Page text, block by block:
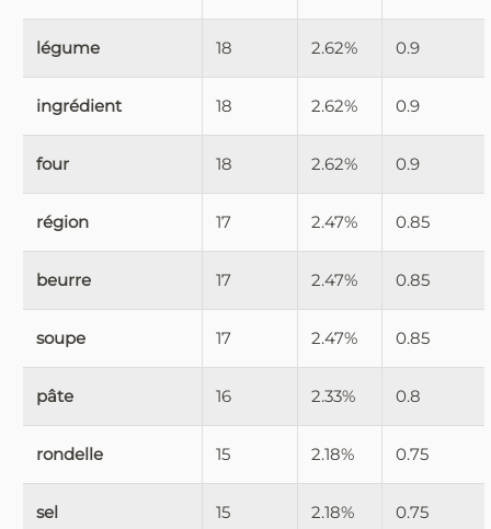
légume 18 2.62% 0.9
ingrédient 18 2.62% 0.9
four 18 2.62% 0.9
région 17 2.47% 0.85
beurre 17 2.47% 0.85
soupe 17 2.47% 0.85
pâte 16 2.33% 0.8
rondelle 15 2.18% 0.75
sel 15 2.18% 0.75